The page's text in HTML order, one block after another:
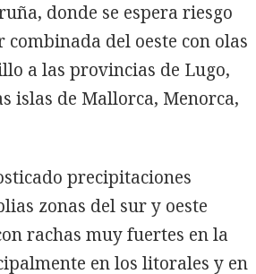
donde se espera riesgo
del oeste con olas
a las provincias de Lugo,
islas de Mallorca, Menorca,
precipitaciones
zonas del sur y oeste
rachas muy fuertes en la
en los litorales y en